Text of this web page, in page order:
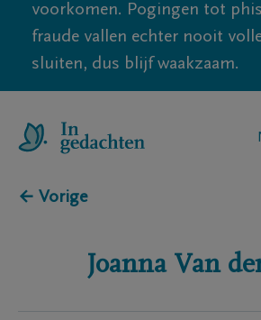
voorkomen. Pogingen tot
fraude vallen echter nooit
sluiten, dus blijf waakzaam.
← Vorige
Joanna Van